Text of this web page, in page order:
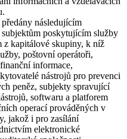
následujícím
poskytujícím služby
z kapitálové skupiny, k níž
poštovní operátoři,
informace,
nástrojů pro prevenci
peněz, subjekty spravující
softwaru a platforem
operací prováděných v
jakož i pro zasílání
elektronické